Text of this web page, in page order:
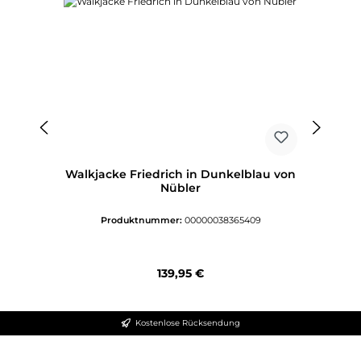
Walkjacke Friedrich in Dunkelblau von
Nübler
Produktnummer: 00000038365409
Regulärer Preis:
139,95 €
Kostenlose Rücksendung